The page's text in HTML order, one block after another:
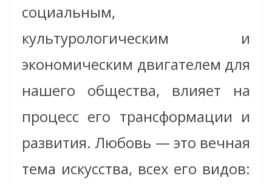
социальным,
культурологическим и
экономическим двигателем для
нашего общества, влияет на
процесс его трансформации и
развития. Любовь — это вечная
тема искусства, всех его видов: